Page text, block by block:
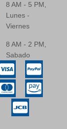
8 AM - 5 PM,
Lunes -
Viernes
8 AM - 2 PM,
Sabado